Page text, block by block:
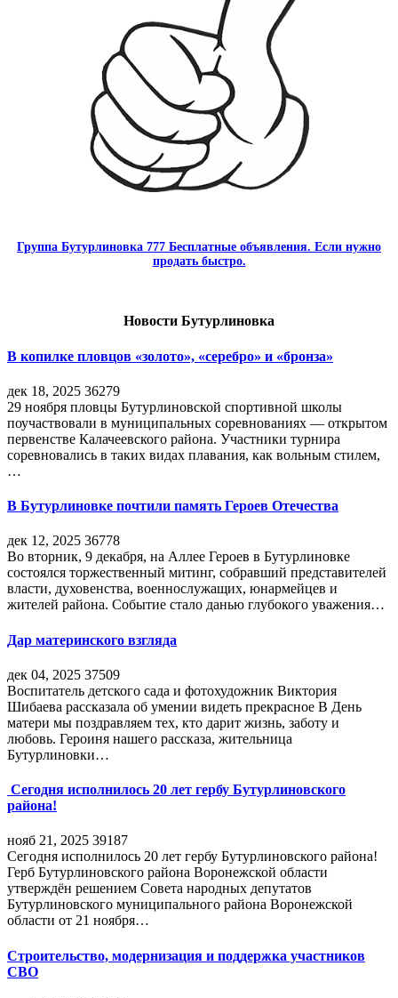
Группа Бутурлиновка 777 Бесплатные объявления. Если нужно
продать быстро.
Новости Бутурлиновка
В копилке пловцов «золото», «серебро» и «бронза»
дек 18, 2025 36279
29 ноября пловцы Бутурлиновской спортивной школы
поучаствовали в муниципальных соревнованиях — открытом
первенстве Калачеевского района. Участники турнира
соревновались в таких видах плавания, как вольным стилем,
…
В Бутурлиновке почтили память Героев Отечества
дек 12, 2025 36778
Во вторник, 9 декабря, на Аллее Героев в Бутурлиновке
состоялся торжественный митинг, собравший представителей
власти, духовенства, военнослужащих, юнармейцев и
жителей района. Событие стало данью глубокого уважения…
Дар материнского взгляда
дек 04, 2025 37509
Воспитатель детского сада и фотохудожник Виктория
Шибаева рассказала об умении видеть прекрасное В День
матери мы поздравляем тех, кто дарит жизнь, заботу и
любовь. Героиня нашего рассказа, жительница
Бутурлиновки…
Сегодня исполнилось 20 лет гербу Бутурлиновского
района!
нояб 21, 2025 39187
Сегодня исполнилось 20 лет гербу Бутурлиновского района!
Герб Бутурлиновского района Воронежской области
утверждён решением Совета народных депутатов
Бутурлиновского муниципального района Воронежской
области от 21 ноября…
Строительство, модернизация и поддержка участников
СВО